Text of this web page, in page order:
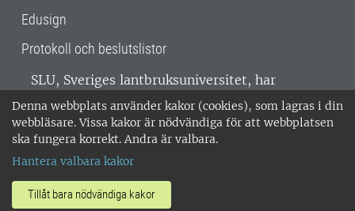
Denna webbplats använder kakor (cookies), som lagras i din
webbläsare. Vissa kakor är nödvändiga för att webbplatsen
ska fungera korrekt. Andra är valbara.
Hantera valbara kakor
Tillåt bara nödvändiga kakor
Edusign
Protokoll och beslutslistor
SLU, Sveriges lantbruksuniversitet, har
verksamhet över hela Sverige. Huvudorter är
Alnarp, Uppsala och Umeå.SLU är
miljöcertifierat enligt ISO 14001. •
018-67 10 00 • Org nr: 202100-2817 •
Om SLU:s webbplatser